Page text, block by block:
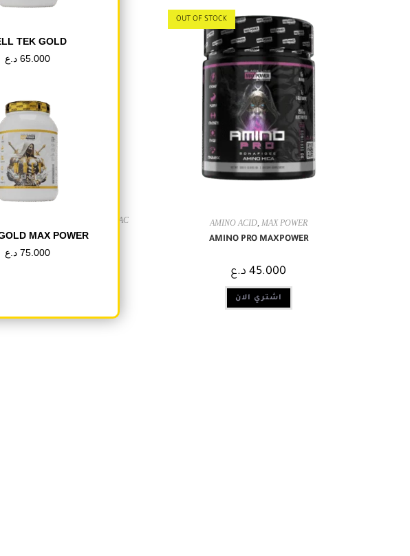
WILLIAM BONAC
AAKG MAX
OUT OF STOCK
AMINO ACID, MAX POWER
AMINO PRO MAXPOWER
45.000 د.ع
اشتري الان
TEK GOLD
65.000 د.ع
MAX POWER
75.000 د.ع